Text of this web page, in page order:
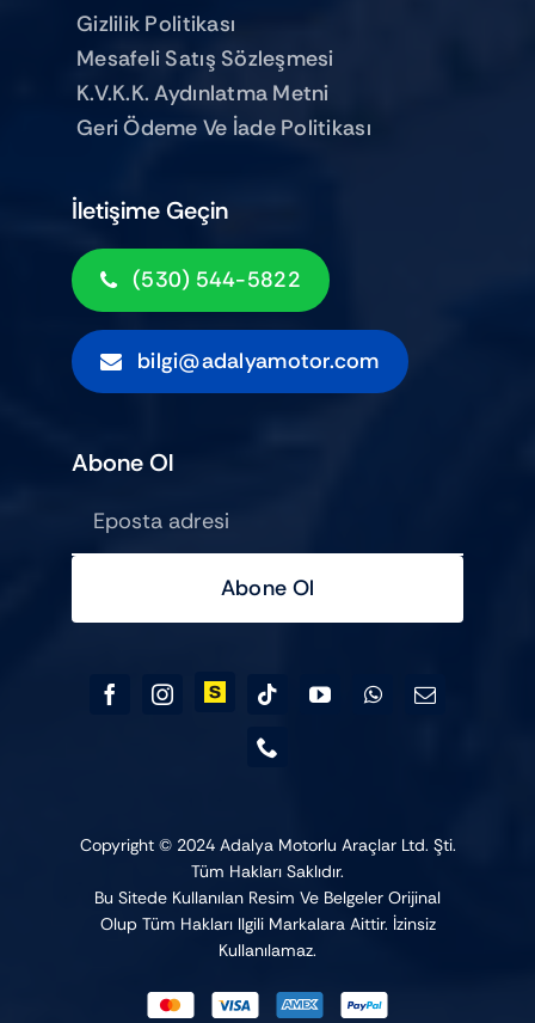
İletişime Geçin
(530) 544-5822
bilgi@adalyamotor.com
Gizlilik Politikası
Mesafeli Satış Sözleşmesi
K.V.K.K. Aydınlatma Metni
Geri Ödeme Ve İade Politikası
Abone Ol
Abone Ol
Copyright © 2024 Adalya Motorlu Araçlar Ltd. Şti.
Tüm Hakları Saklıdır.
Bu Sitede Kullanılan Resim Ve Belgeler Orijinal
Olup Tüm Hakları Ilgili Markalara Aittir. İzinsiz
Kullanılamaz.